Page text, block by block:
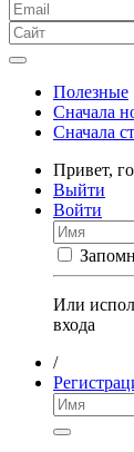
Полезные
Сначала
Сначала
Привет,
Выйти
Войти
Или
входа
/